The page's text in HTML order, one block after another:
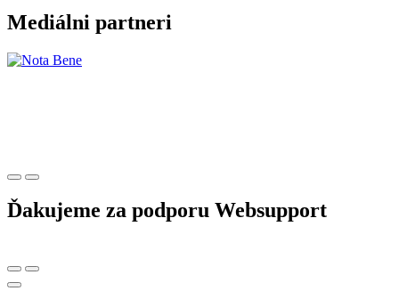
Mediálni partneri
Ďakujeme za podporu Websupport